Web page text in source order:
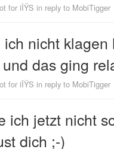
for iÎŸS in reply to MobiTigger
ich nicht
das ging
for iÎŸS in reply to MobiTigger
ich jetzt nicht
dich ;-)